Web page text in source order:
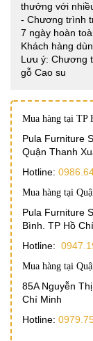
thưởng với
- Chương trình
7 ngày hoàn
Khách hàng
Lưu ý: Chương
gỗ Cao su
Mua hàng tại TP
Pula Furniture
Quận Thanh
Hotline:
Mua hàng tại
Pula Furniture
Bình. TP Hồ
Hotline:
Mua hàng tại
85A Nguyễn
Chí Minh
Hotline: